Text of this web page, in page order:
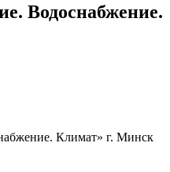
Водоснабжение.
Климат» г. Минск